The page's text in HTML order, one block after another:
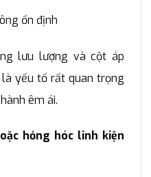
ổn định
lưu lượng và cột áp
yếu tố rất quan trọng
êm ái.
hỏng hóc linh kiện